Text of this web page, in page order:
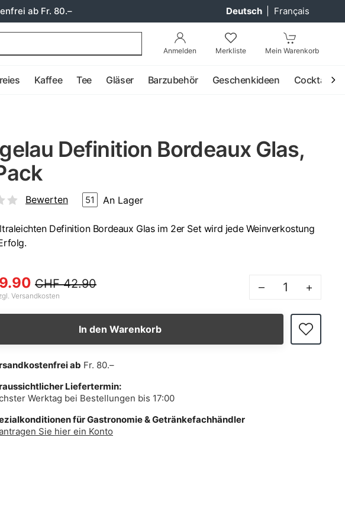
ab Fr. 80.– Deutsch Français
Anmelden Merkliste Mein Warenkorb
Kaffee Tee Gläser Barzubehör Geschenkideen Cocktail
Definition Bordeaux Glas,
Bewerten 51 An Lager
Definition Bordeaux Glas im 2er Set wird jede Weinverkostung
CHF 42.90
Versandkosten
– +
In den Warenkorb
ab Fr. 80.–
Liefertermin:
Werktag bei Bestellungen bis 17:00
für Gastronomie & Getränkefachhändler
Sie hier ein Konto